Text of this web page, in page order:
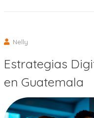
Nelly
Estrategias
en Guatemala